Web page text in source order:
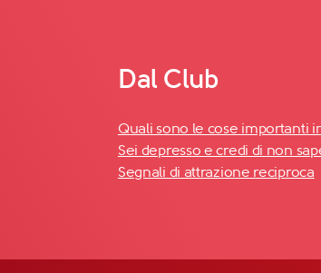
Dal Club
Quali sono le cose importanti
Sei depresso e credi di non
Segnali di attrazione reciproca